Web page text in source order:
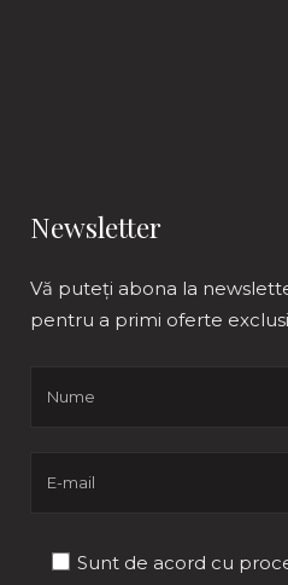
Newsletter
Vă puteți abona la
pentru a primi oferte
Sunt de acord cu